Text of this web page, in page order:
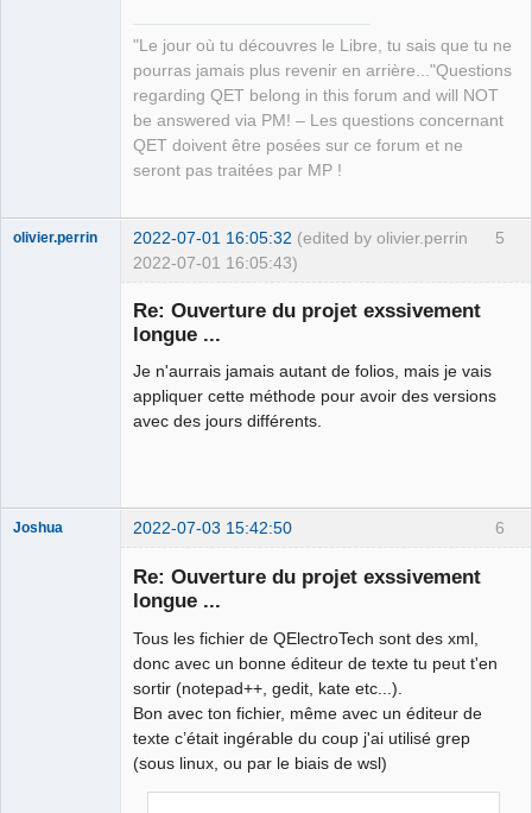
"Le jour où tu découvres le Libre, tu sais que tu ne
pourras jamais plus revenir en arrière..."Questions
regarding QET belong in this forum and will NOT
be answered via PM! – Les questions concernant
QET doivent être posées sur ce forum et ne
seront pas traitées par MP !
5
olivier.perrin 2022-07-01 16:05:32 (edited by olivier.perrin
2022-07-01 16:05:43)
Re: Ouverture du projet exssivement
longue ...
Je n'aurrais jamais autant de folios, mais je vais
appliquer cette méthode pour avoir des versions
avec des jours différents.
6
Joshua 2022-07-03 15:42:50
Re: Ouverture du projet exssivement
longue ...
Tous les fichier de QElectroTech sont des xml,
donc avec un bonne éditeur de texte tu peut t'en
sortir (notepad++, gedit, kate etc...).
Bon avec ton fichier, même avec un éditeur de
texte c’était ingérable du coup j'ai utilisé grep
(sous linux, ou par le biais de wsl)